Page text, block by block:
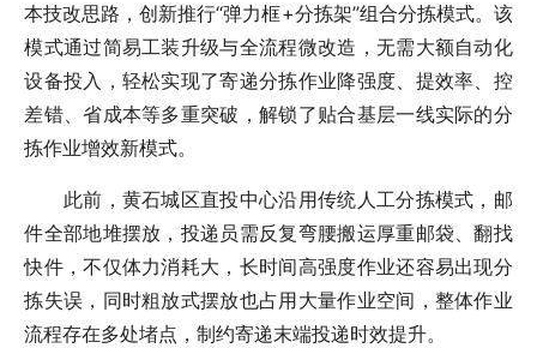
本技改思路，创新推行“弹力框+分拣架”组合分拣模式。该
模式通过简易工装升级与全流程微改造，无需大额自动化
设备投入，轻松实现了寄递分拣作业降强度、提效率、控
差错、省成本等多重突破，解锁了贴合基层一线实际的分
拣作业增效新模式。
此前，黄石城区直投中心沿用传统人工分拣模式，邮
件全部地堆摆放，投递员需反复弯腰搬运厚重邮袋、翻找
快件，不仅体力消耗大，长时间高强度作业还容易出现分
拣失误，同时粗放式摆放也占用大量作业空间，整体作业
流程存在多处堵点，制约寄递末端投递时效提升。